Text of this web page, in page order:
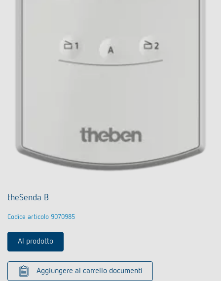
theSenda B
Codice articolo 9070985
Al prodotto
Aggiungere al carrello documenti